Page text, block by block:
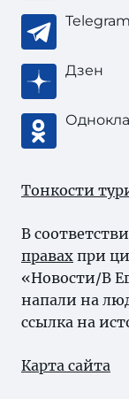
Telegram
Дзен
Тонкости
В
правах при
«Новости/В
напали на
ссылка на
Карта сайта